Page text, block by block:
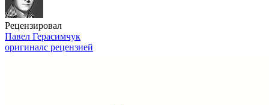
Рецензировал
Павел Герасимчук
оригиналс рецензией